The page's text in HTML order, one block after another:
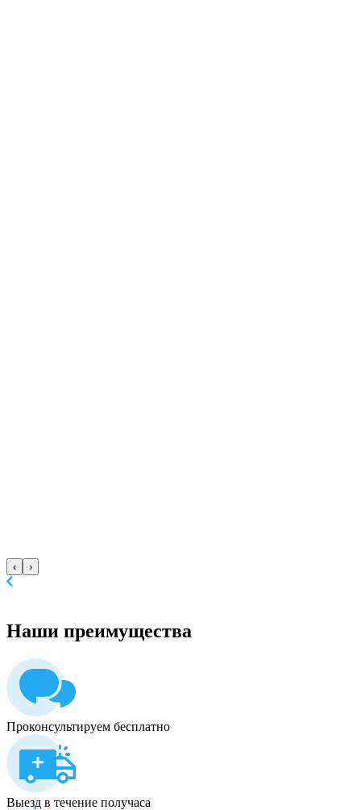
‹ ›
Наши преимущества
Проконсультируем бесплатно
Выезд в течение получаса